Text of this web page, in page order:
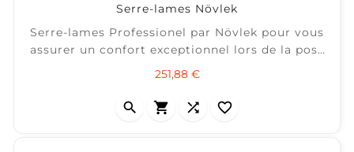
Serre-lames Növlek
Serre-lames Professionel par Növlek pour vous
assurer un confort exceptionnel lors de la pose
parfait des lames de bois, voir même les
redresser si elles présentent une légère flèche.
Espaceurs de lames fournis.
251,88 €Prix
   